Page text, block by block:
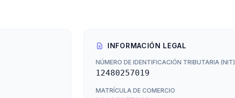
INFORMACIÓN LEGAL
NÚMERO DE IDENTIFICACIÓN TRIBUTARIA (NIT)
12480257019
MATRÍCULA DE COMERCIO